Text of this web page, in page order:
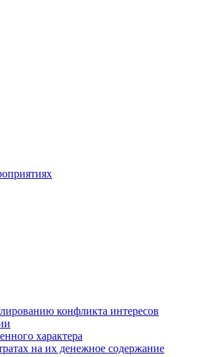
конфликта интересов
характера
на их денежное содержание